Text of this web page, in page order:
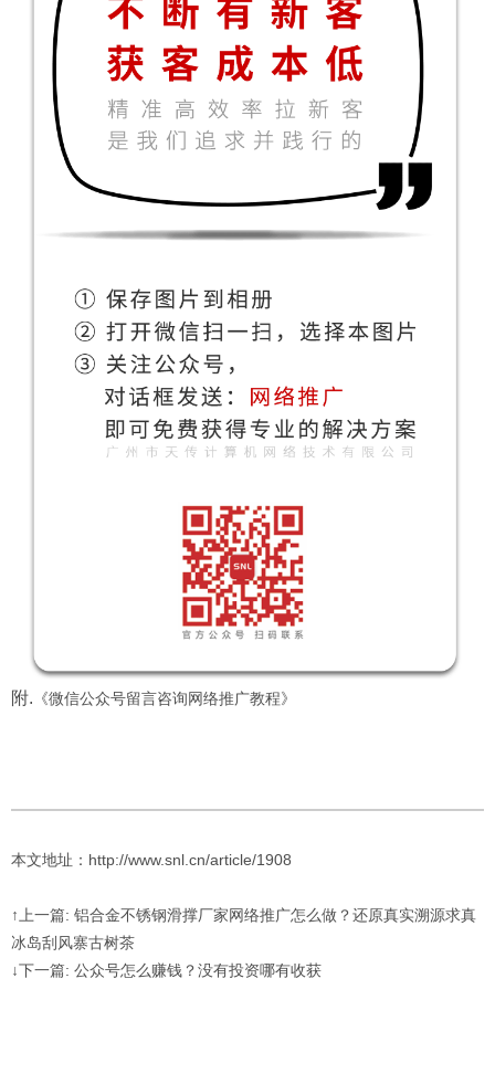
附. 《微信公众号留言咨询网络推广教程》
本文地址：http://www.snl.cn/article/1908
↑上一篇: 铝合金不锈钢滑撑厂家网络推广怎么做？还原真实溯源求真
冰岛刮风寨古树茶
↓下一篇: 公众号怎么赚钱？没有投资哪有收获